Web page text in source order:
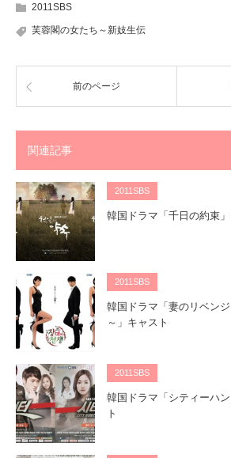
2011SBS
芙蓉閣の女たち～新妓生伝
前のページ
関連記事
2011SBS
韓国ドラマ「千日の約束
2011SBS
韓国ドラマ「妻のリベン
～」キャスト
2011SBS
韓国ドラマ「シティーハ
ト